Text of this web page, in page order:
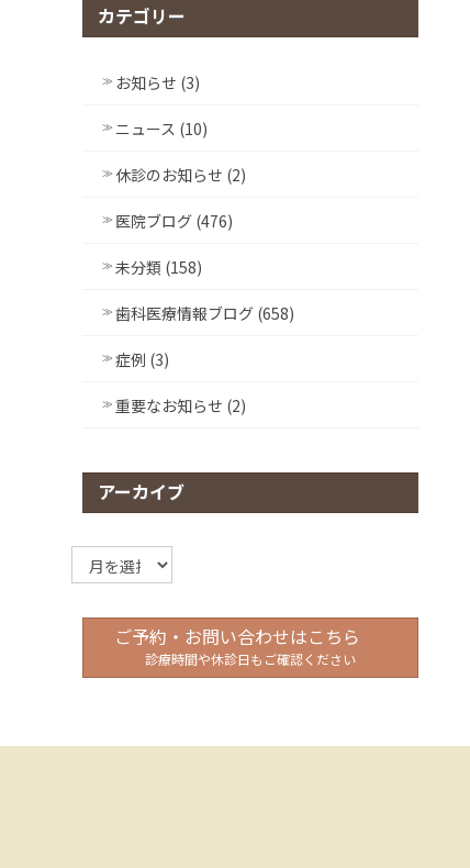
カテゴリー
お知らせ (3)
ニュース (10)
休診のお知らせ (2)
医院ブログ (476)
未分類 (158)
歯科医療情報ブログ (658)
症例 (3)
重要なお知らせ (2)
アーカイブ
ア
ー
イ
ご予約・お問い合わせはこちら
診療時間や休診日もご確認ください